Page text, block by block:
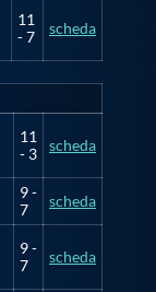
11
- 7
scheda
11
- 3
scheda
9 -
7
scheda
9 -
7
scheda